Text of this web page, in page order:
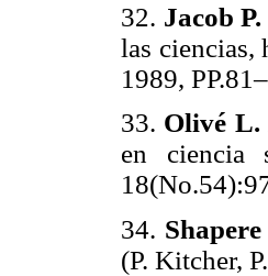
32. Jacob P.
las
1989,
33. Olivé L.
en ciencia
34. Shapere
(P. Kitcher,